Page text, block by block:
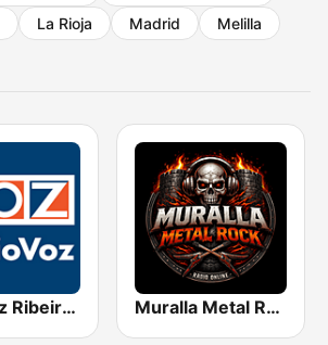
La Rioja Madrid
Melilla
RadioVoz Ribeira Sacra Muralla Metal Rock